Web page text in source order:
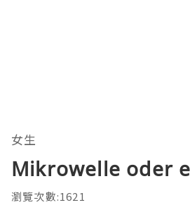
女生
Mikrowelle oder
瀏覽次數:1621